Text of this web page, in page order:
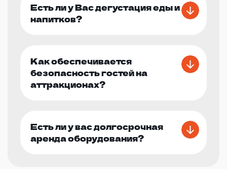
Есть ли у Вас дегустация еды и
напитков?
Как обеспечивается
безопасность гостей на
аттракционах?
Есть ли у вас долгосрочная
аренда оборудования?